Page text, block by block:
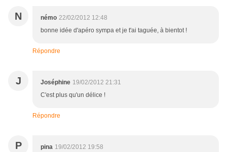
N némo 22/02/2012 12:48
bonne idée d'apéro sympa et je t'ai taguée, à bientot !
Répondre
J Joséphine 19/02/2012 21:31
C'est plus qu'un délice !
Répondre
P pina 19/02/2012 19:58